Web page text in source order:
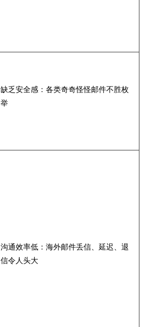
缺乏安全感：各类奇奇怪怪邮件不胜枚
举
沟通效率低：海外邮件丢信、延迟、退
信令人头大